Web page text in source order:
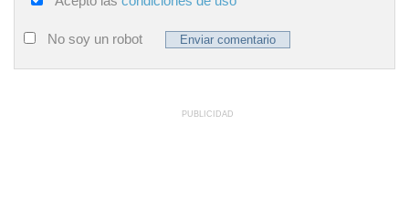
No soy un robot
PUBLICIDAD